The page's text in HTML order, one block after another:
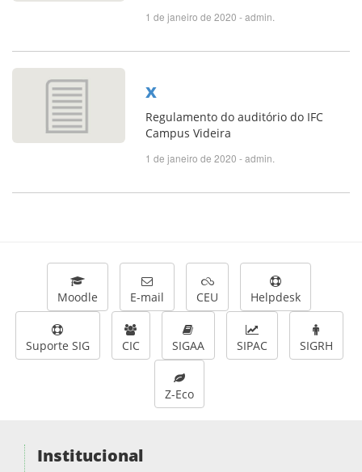
1 de janeiro de 2020 - admin.
x
Regulamento do auditório do IFC
Campus Videira
1 de janeiro de 2020 - admin.
Moodle E-mail CEU Helpdesk
Suporte SIG CIC SIGAA SIPAC SIGRH
Z-Eco
Institucional